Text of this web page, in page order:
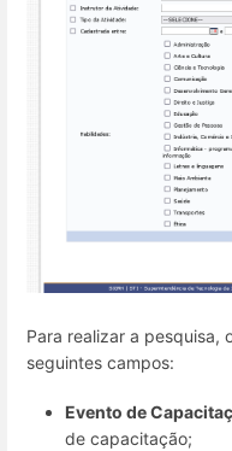
Para realizar a pesquisa,
seguintes campos:
Evento de
de capacitação;